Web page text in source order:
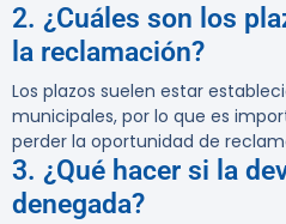
2. ¿Cuáles son los
la reclamación?
Los plazos suelen estar
municipales, por lo que es
perder la oportunidad de
3. ¿Qué hacer si la
denegada?